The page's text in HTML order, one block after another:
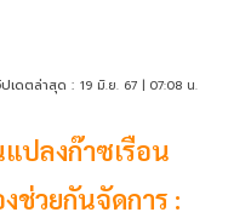
เดตล่าสุด : 19 มิ.ย. 67 | 07:08 น.
ปลงก๊าซเรือน
ช่วยกันจัดการ :